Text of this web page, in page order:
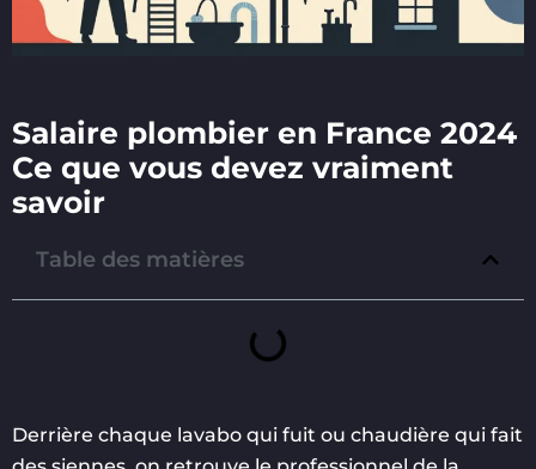
Salaire plombier en France 2024
Ce que vous devez vraiment
savoir
Table des matières
Derrière chaque lavabo qui fuit ou chaudière qui fait